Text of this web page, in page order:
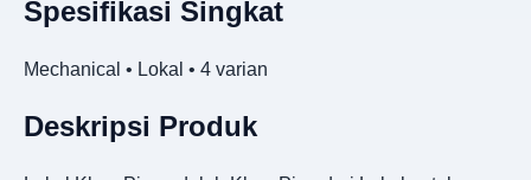
Spesifikasi Singkat
Mechanical • Lokal • 4 varian
Deskripsi Produk